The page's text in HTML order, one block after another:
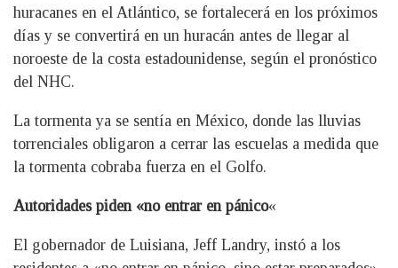
huracanes en el Atlántico, se fortalecerá en los próximos
días y se convertirá en un huracán antes de llegar al
noroeste de la costa estadounidense, según el pronóstico
del NHC.
La tormenta ya se sentía en México, donde las lluvias
torrenciales obligaron a cerrar las escuelas a medida que
la tormenta cobraba fuerza en el Golfo.
Autoridades piden «no entrar en pánico«
El gobernador de Luisiana, Jeff Landry, instó a los